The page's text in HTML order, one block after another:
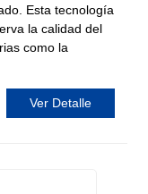
Esta tecnología
la calidad del
como la
Ver Detalle